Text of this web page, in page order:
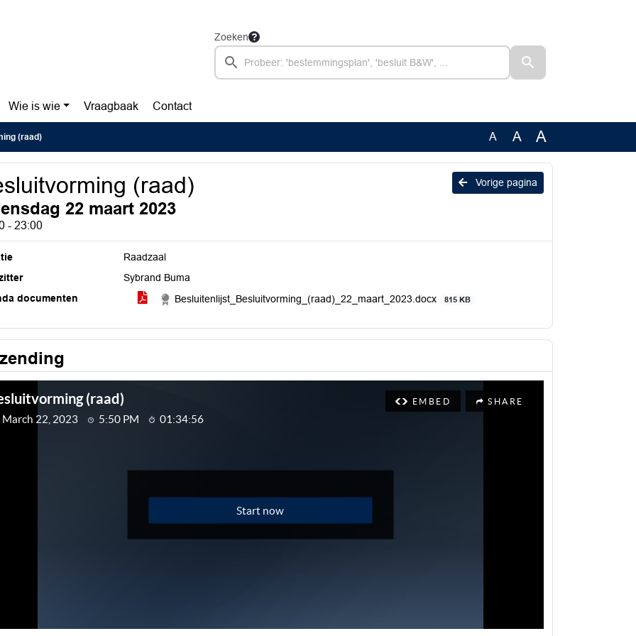
Zoeken
Wie is wie Vraagbaak Contact
(raad) A A A
Vorige pagina
(raad)
22 maart 2023
- 23:00
Raadzaal
Sybrand Buma
documenten
Besluitenlijst_Besluitvorming_(raad)_22_maart_2023.docx 815 KB